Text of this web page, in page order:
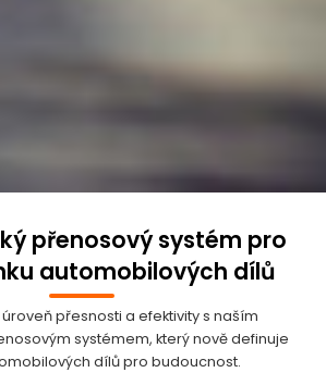
přenosový systém pro
automobilových dílů
přesnosti a efektivity s naším
systémem, který nově definuje
dílů pro budoucnost.